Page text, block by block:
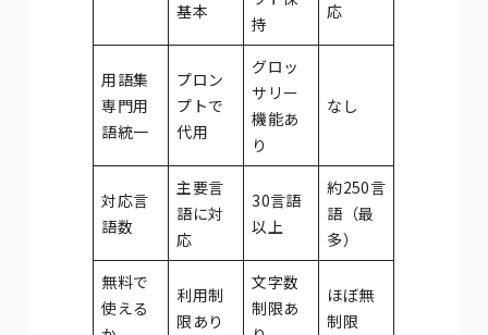
基本
持
応
用語集
専門用
語統一
プロン
プトで
代用
グロッ
サリー
機能あ
り
なし
対応言
語数
主要言
語に対
応
30言語
以上
約250言
語（最
多）
無料で
使える
利用制
限あり
文字数
制限あ
ほぼ無
制限